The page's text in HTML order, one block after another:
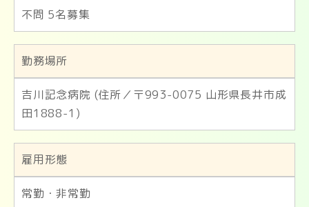
不問 5名募集
勤務場所
吉川記念病院 (住所／〒993-0075 山形県長井市成
田1888-1)
雇用形態
常勤・非常勤